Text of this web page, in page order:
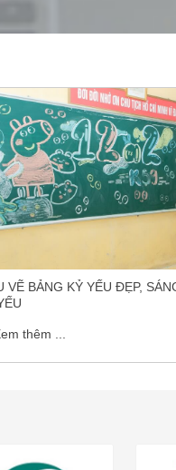
VẼ BẢNG KỶ YẾU ĐẸP,
thêm ...